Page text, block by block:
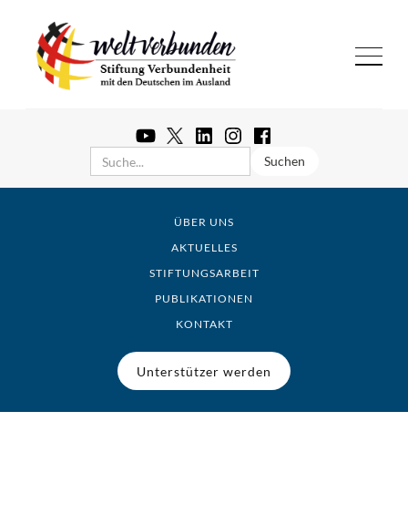
ÜBER UNS
AKTUELLES
STIFTUNGSARBEIT
PUBLIKATIONEN
KONTAKT
Unterstützer werden